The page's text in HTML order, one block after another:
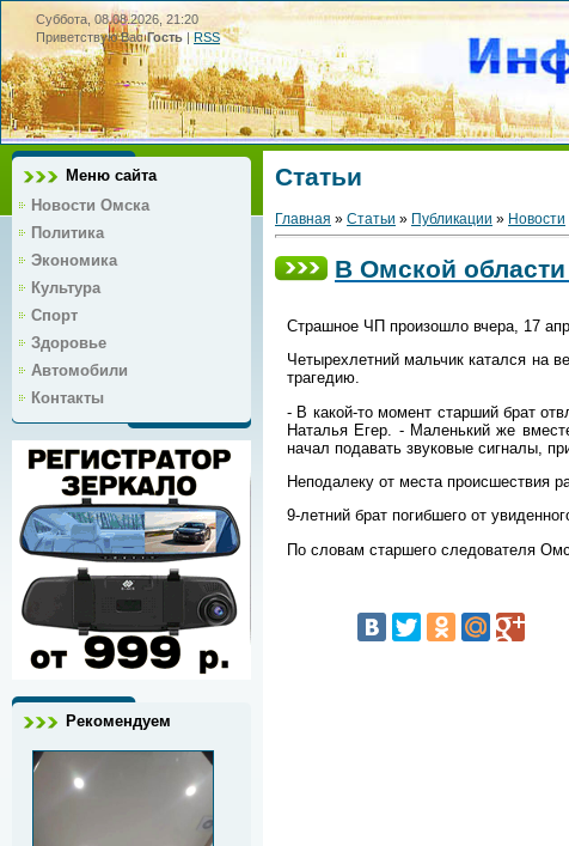
Суббота, 08.08.2026, 21:20
Приветствую Вас Гость|RSS
Меню сайта
Новости Омска
Политика
Экономика
Культура
Спорт
Здоровье
Автомобили
Контакты
Рекомендуем
Статьи
Главная » Статьи » Публикации » Новости
В Омской
Страшное ЧП произошло вчера, 17
Четырехлетний мальчик катался на
трагедию.
- В какой-то момент старший брат
Наталья Егер. - Маленький же
начал подавать звуковые сигналы,
Неподалеку от места происшествия
9-летний брат погибшего от
По словам старшего следователя